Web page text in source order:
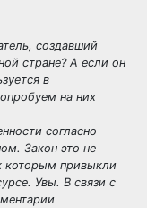
создавший
стране? А если он
в
на них
согласно
Закон это не
которым привыкли
Увы. В связи с